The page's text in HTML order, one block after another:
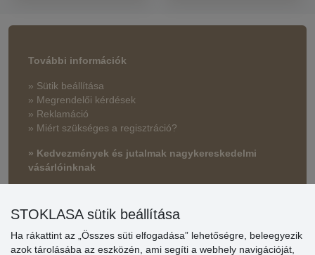
További információk
» Sütik beállítása
» Megrendelői kérdések
» Reklamáció
» Miért szükséges a regisztráció?
» Kedvezmények és jutalmak nagykereskedelmi
vásárlóinknak
Vásárlók
STOKLASA sütik beállítása
Ha rákattint az „Összes süti elfogadása” lehetőségre, beleegyezik
azok tárolásába az eszközén, ami segíti a webhely navigációját,